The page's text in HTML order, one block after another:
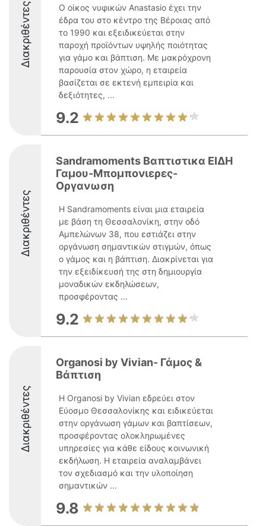
Διακριθέντες
Ο οίκος νυφικών Anastasio έχει την
έδρα του στο κέντρο της Βέροιας από
το 1990 και εξειδικεύεται στην
παροχή προϊόντων υψηλής ποιότητας
για γάμο και βάπτιση. Με μακρόχρονη
παρουσία στον χώρο, η εταιρεία
βασίζεται σε εκτενή εμπειρία και
δεξιότητες, ...
9.2
Διακριθέντες
Sandramoments Βαπτιστικα ΕΙΔΗ
Γαμου-Μπομπονιερες-
Οργανωση
Η Sandramoments είναι μια εταιρεία
με βάση τη Θεσσαλονίκη, στην οδό
Αμπελώνων 38, που εστιάζει στην
οργάνωση σημαντικών στιγμών, όπως
ο γάμος και η βάπτιση. Διακρίνεται για
την εξειδίκευσή της στη δημιουργία
μοναδικών εκδηλώσεων,
προσφέροντας ...
9.2
Διακριθέντες
Organosi by Vivian- Γάμος &
Βάπτιση
Η Organosi by Vivian εδρεύει στον
Εύοσμο Θεσσαλονίκης και ειδικεύεται
στην οργάνωση γάμων και βαπτίσεων,
προσφέροντας ολοκληρωμένες
υπηρεσίες για κάθε είδους κοινωνική
εκδήλωση. Η εταιρεία αναλαμβάνει
τον σχεδιασμό και την υλοποίηση
σημαντικών ...
9.8